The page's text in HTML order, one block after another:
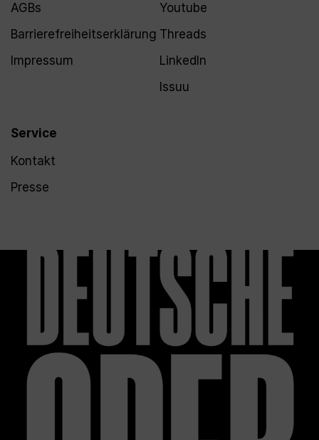
AGBs
Barrierefreiheitserklärung
Impressum
Service
Kontakt
Presse
Youtube
Threads
LinkedIn
Issuu